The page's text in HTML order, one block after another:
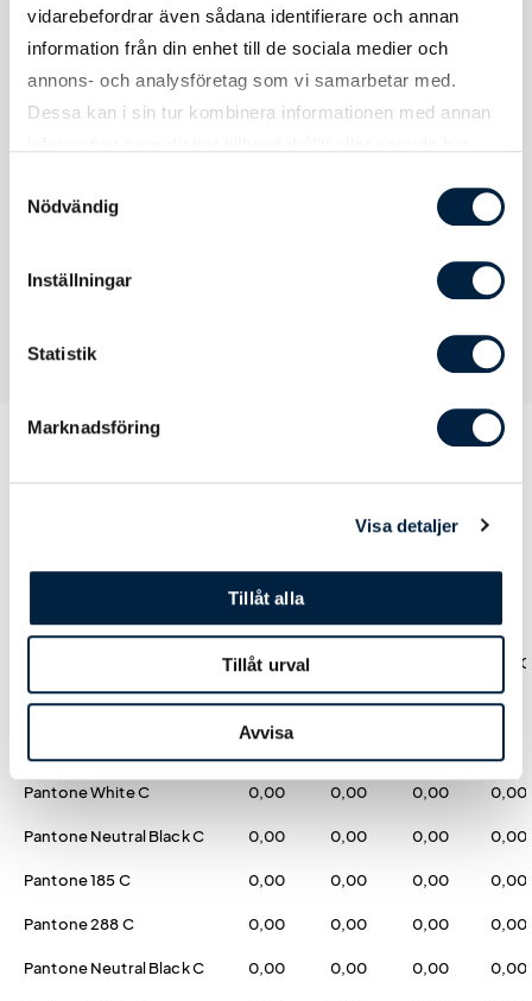
vidarebefordrar även sådana identifierare och annan
information från din enhet till de sociala medier och
annons- och analysföretag som vi samarbetar med.
Dessa kan i sin tur kombinera informationen med annan
Nödvändig
Inställningar
Statistik
Marknadsföring
Visa detaljer
Tillåt alla
Tillåt urval
Avvisa
Tryck
Tryckyta
32,00 17,00
Pantone White C 0,00 0,00 0,00 0,00
Pantone Neutral Black C 0,00 0,00 0,00 0,00
Pantone 185 C 0,00 0,00 0,00 0,00
Pantone 288 C 0,00 0,00 0,00 0,00
Pantone Neutral Black C 0,00 0,00 0,00 0,00